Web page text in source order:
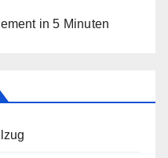
in 5 Minuten